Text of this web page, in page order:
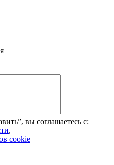
вы соглашаетесь с:
,
cookie